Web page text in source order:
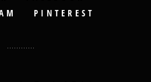
PINTEREST